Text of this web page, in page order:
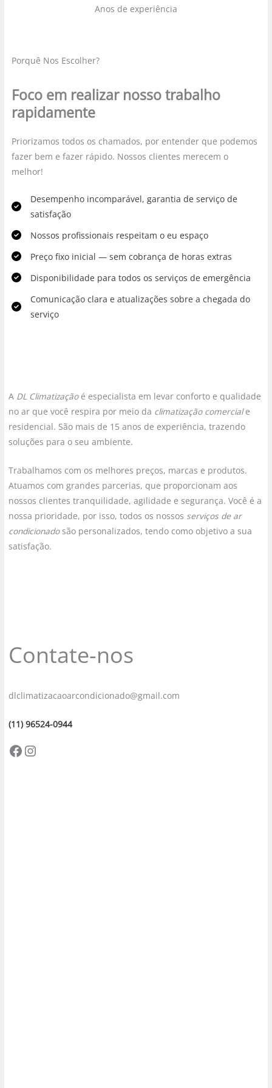
Anos de experiência
Porquê Nos Escolher?
Foco em realizar nosso trabalho
rapidamente
Priorizamos todos os chamados, por entender que podemos
fazer bem e fazer rápido. Nossos clientes merecem o
melhor!
Desempenho incomparável, garantia de serviço de
satisfação
Nossos profissionais respeitam o eu espaço
Preço fixo inicial — sem cobrança de horas extras
Disponibilidade para todos os serviços de emergência
Comunicação clara e atualizações sobre a chegada do
serviço
ADL Climatização é especialista em levar conforto e qualidade
no ar que você respira por meio da climatização comerciale
residencial. São mais de 15 anos de experiência, trazendo
soluções para o seu ambiente.
Trabalhamos com os melhores preços, marcas e produtos.
Atuamos com grandes parcerias, que proporcionam aos
nossos clientes tranquilidade, agilidade e segurança. Você é a
nossa prioridade, por isso, todos os nossos serviços de ar
condicionadosão personalizados, tendo como objetivo a sua
satisfação.
Contate-nos
dlclimatizacaoarcondicionado@gmail.com
(11) 96524-0944
Facebook Instagram